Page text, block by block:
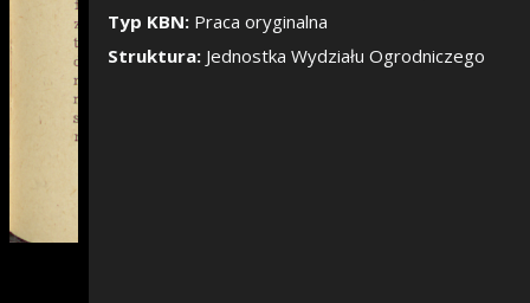
Typ KBN: Praca oryginalna
Struktura: Jednostka Wydziału Ogrodniczego